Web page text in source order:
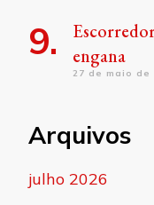
engana
27 de maio de
Arquivos
julho 2026